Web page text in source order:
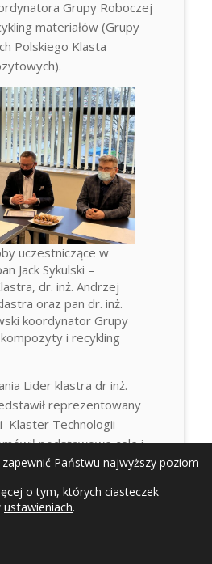
Grupy Roboczej
materiałów (Grupy
Polskiego Klasta
uczestniczące w
Jack Sykulski –
dr. inż. Andrzej
oraz pan dr. inż.
koordynator Grupy
i recykling
Lider klastra dr inż.
reprezentowany
Klaster Technologii
podstawowe cele i
Wydziału prof. Jerzy
działalność Wydziału
tematyce materiałów
Państwu najwyższy poziom
o tym, których ciasteczek
ustawieniach.